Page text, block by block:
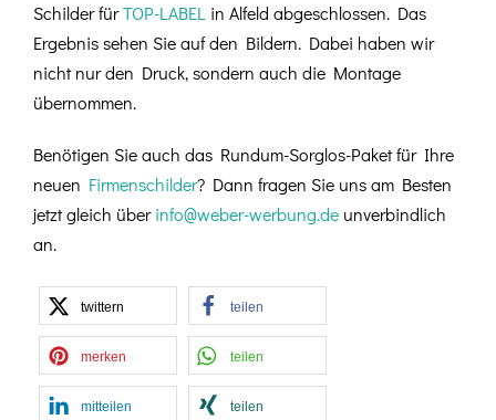
Schilder fürTOP-LABEL in Alfeld abgeschlossen. Das
Ergebnis sehen Sie auf den Bildern. Dabei haben wir
nicht nur den Druck, sondern auch die Montage
übernommen.
Benötigen Sie auch das Rundum-Sorglos-Paket für Ihre
neuen Firmenschilder? Dann fragen Sie uns am Besten
jetzt gleich überinfo@weber-werbung.de unverbindlich
an.
twittern teilen
merken teilen
mitteilen teilen